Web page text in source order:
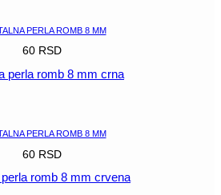
PERLA ROMB 8 MM
60 RSD
perla romb 8 mm crna
PERLA ROMB 8 MM
60 RSD
romb 8 mm crvena